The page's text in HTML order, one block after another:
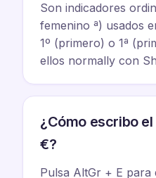
Son indicadores
femenino ª) usados
1º (primero) o 1ª
ellos normally con
¿Cómo escribo
€?
Pulsa AltGr + E